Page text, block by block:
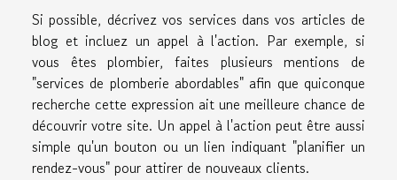
Si possible, décrivez vos services dans vos articles de
blog et incluez un appel à l'action. Par exemple, si
vous êtes plombier, faites plusieurs mentions de
"services de plomberie abordables" afin que quiconque
recherche cette expression ait une meilleure chance de
découvrir votre site. Un appel à l'action peut être aussi
simple qu'un bouton ou un lien indiquant "planifier un
rendez-vous" pour attirer de nouveaux clients.